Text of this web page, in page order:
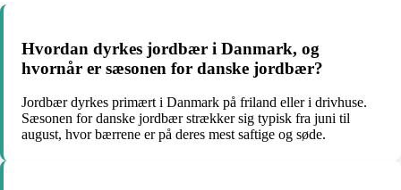
Hvordan dyrkes jordbær i Danmark, og
hvornår er sæsonen for danske jordbær?
Jordbær dyrkes primært i Danmark på friland eller i drivhuse.
Sæsonen for danske jordbær strækker sig typisk fra juni til
august, hvor bærrene er på deres mest saftige og søde.